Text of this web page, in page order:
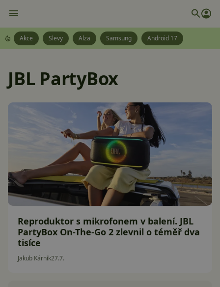
Akce Slevy Alza Samsung Android 17
JBL PartyBox
Reproduktor s mikrofonem v balení. JBL
PartyBox On-The-Go 2 zlevnil o téměř dva
tisíce
Jakub Kárník27.7.